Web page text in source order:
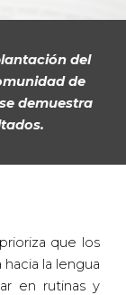
del
de
demuestra
que los
la lengua
en rutinas y